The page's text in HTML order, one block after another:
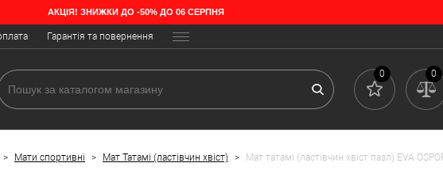
АКЦІЯ! ЗНИЖКИ ДО -50% ДО 06 СЕРПНЯ
Гарантія та повернення
0 0
> Мати спортивні > Мат Татамі (ластівчин хвіст) > Мат татамі (ластівчин хвіст пазл) EVA